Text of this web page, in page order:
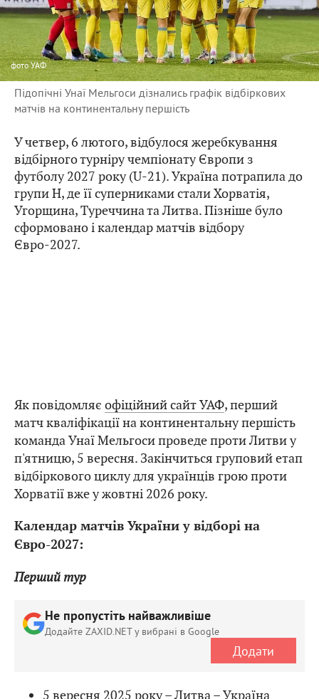
фотоУАФ
Підопічні Унаї Мельгоси дізнались графік відбіркових
матчів на континентальну першість
У четвер, 6 лютого, відбулося жеребкування
відбірного турніру чемпіонату Європи з
футболу 2027 року (U-21). Україна потрапила до
групи H, де її суперниками стали Хорватія,
Угорщина, Туреччина та Литва. Пізніше було
сформовано і календар матчів відбору
Євро-2027.
Як повідомляє офіційний сайт УАФ, перший
матч кваліфікації на континентальну першість
команда Унаї Мельгоси проведе проти Литви у
п'ятницю, 5 вересня. Закінчиться груповий етап
відбіркового циклу для українців грою проти
Хорватії вже у жовтні 2026 року.
Календар матчів України у відборі на
Євро-2027:
Перший тур
Не пропустіть найважливіше
Додайте ZAXID.NET у вибрані в Google
Додати
5 вересня 2025 року – Литва – Україна